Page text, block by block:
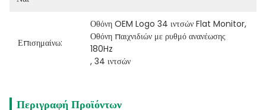
Επισημαίνω:
Οθόνη OEM Logo 34 ιντσών Flat Monitor,
Οθόνη παιχνιδιών με ρυθμό ανανέωσης
180Hz
, 34 ιντσών
Περιγραφή Προϊόντων